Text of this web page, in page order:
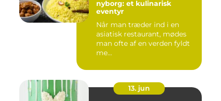
nyborg: et kulinarisk
eventyr
Når man træder ind i en
asiatisk restaurant, mødes
man ofte af en verden fyldt
me...
13. jun